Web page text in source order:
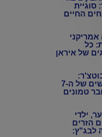
סוגיית
החיים
כל
של איראן
"השורשים של ה-7
טמונים
להחיות
ילדי
הזרים
לבג"ץ: